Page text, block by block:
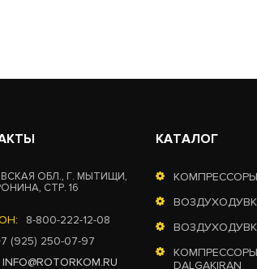
ОБЛ., Г. МЫТИЩИ,
СТР. 16
8-800-222-12-08
(925) 250-07-97
INFO@ROTORKOM.RU
КАТАЛОГ
КОМПРЕССОРЫ
КОМПРЕССОРЫ
DALGAKIRAN